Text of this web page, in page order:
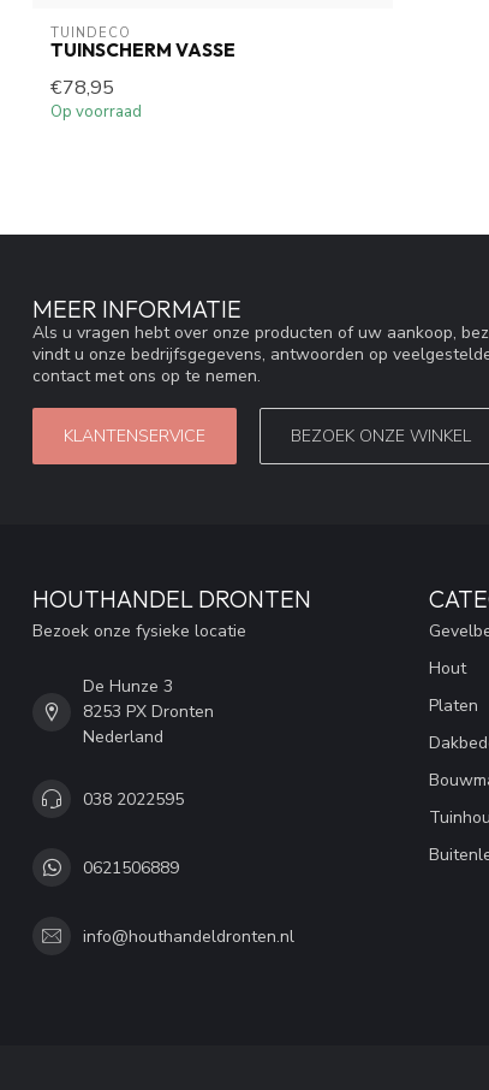
TUINDECO
TUINSCHERM VASSE
€78,95
Op voorraad
MEER INFORMATIE
Als u vragen hebt over onze producten of uw aankoop,
vindt u onze bedrijfsgegevens, antwoorden op
contact met ons op te nemen.
KLANTENSERVICE BEZOEK ONZE WINKEL
HOUTHANDEL DRONTEN
Bezoek onze fysieke locatie
De Hunze 3
8253 PX Dronten
Nederland
038 2022595
0621506889
info@houthandeldronten.nl
Hout
Platen